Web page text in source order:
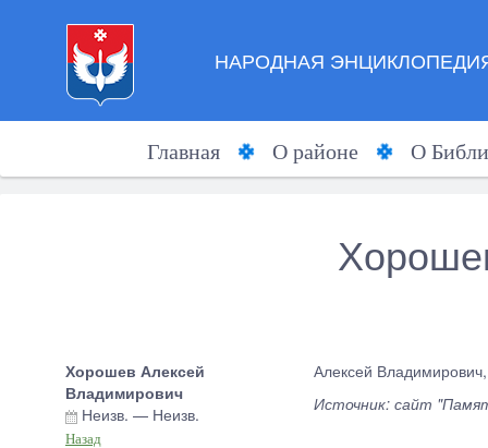
НАРОДНАЯ
Главная О районе О
Хорошев Алексей
Владимирович
Неизв. — Неизв.
Алексей
Источник: сайт
Назад